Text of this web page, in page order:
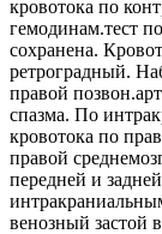
кровотока по
гемодинам.тест
сохранена.
ретроградный.
правой
спазма. По
кровотока по
правой
передней и
венозный застой